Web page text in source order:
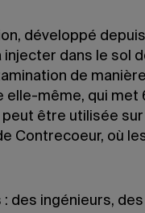
développé
injecter dans le sol
de
elle-même, qui met
être utilisée
Contre­coeur, où
des ingénieurs,